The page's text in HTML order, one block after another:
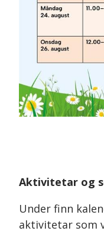
Aktivitetar og
Under finn
aktivitetar som